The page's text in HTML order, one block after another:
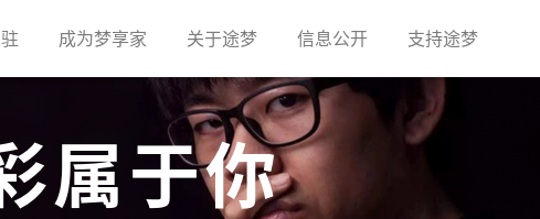
(current)成为梦享家(current)关于途梦(current)信息公开(current)支持途梦(current)
属于你